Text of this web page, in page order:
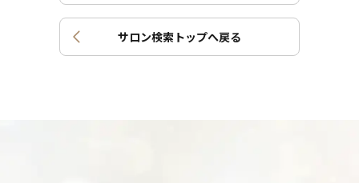
サロン検索トップへ戻る